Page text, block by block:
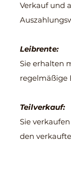
Verkauf und
Leibrente:
Sie erhalten
regelmäßige
Teilverkauf:
Sie
den